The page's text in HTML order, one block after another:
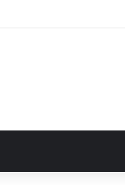
dell’estate